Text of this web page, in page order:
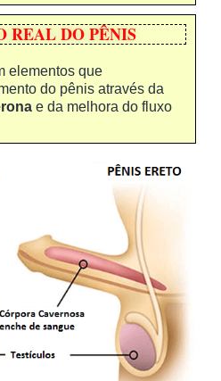
REAL DO PÊNIS
elementos que
do pênis através da
e da melhora do fluxo